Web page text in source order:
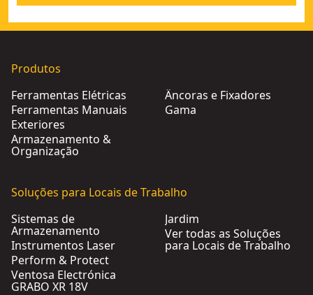
Produtos
Ferramentas Elétricas
Ferramentas Manuais
Exteriores
Armazenamento &
Organização
Âncoras e Fixadores
Gama
Soluções para Locais de Trabalho
Sistemas de
Armazenamento
Instrumentos Laser
Perform & Protect
Ventosa Electrónica
GRABO XR 18V
Jardim
Ver todas as Soluções
para Locais de Trabalho